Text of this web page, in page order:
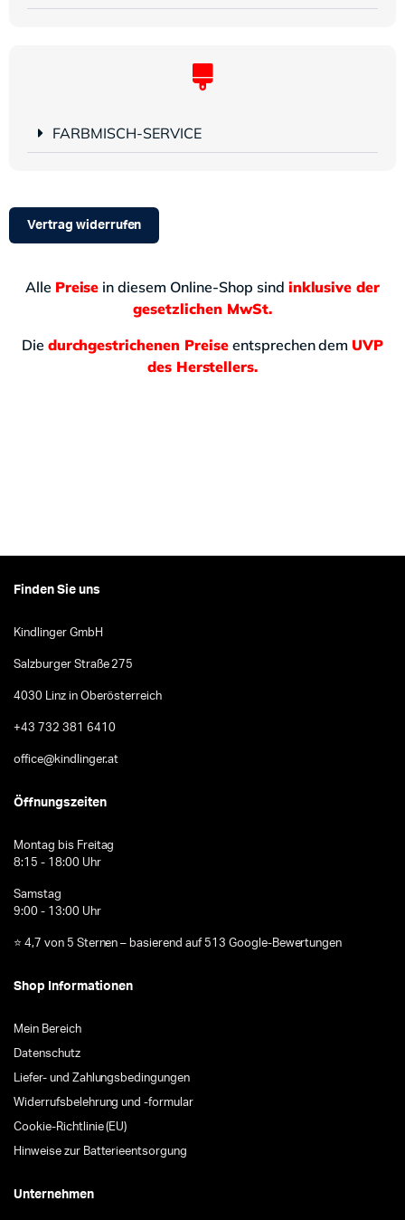
FARBMISCH-SERVICE
Vertrag widerrufen
Alle Preise in diesem Online-Shop sind inklusive der
gesetzlichen MwSt.
Die durchgestrichenen Preiseentsprechen dem UVP
des Herstellers.
Finden Sie uns
Kindlinger GmbH
Salzburger Straße 275
4030 Linz in Oberösterreich
+43 732 381 6410
office@kindlinger.at
Öffnungszeiten
Montag bis Freitag
8:15 - 18:00 Uhr
Samstag
9:00 - 13:00 Uhr
⭐ 4,7 von 5 Sternen – basierend auf 513 Google-Bewertungen
Shop Informationen
Mein Bereich
Datenschutz
Liefer- und Zahlungsbedingungen
Widerrufsbelehrung und -formular
Cookie-Richtlinie (EU)
Hinweise zur Batterieentsorgung
Unternehmen